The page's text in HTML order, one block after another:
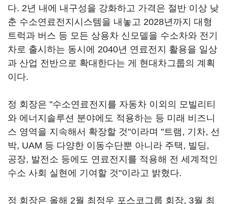
다. 2년 내에 내구성을 강화하고 가격은 절반 이상 낮
춘 수소연료전지시스템을 내놓고 2028년까지 대형
트럭과 버스 등 모든 상용차 신모델을 수소차와 전기
차로 출시하는 동시에 2040년 연료전지 활용을 일상
과 산업 전반으로 확대한다는 게 현대차그룹의 계획
이다.
정 회장은 "수소연료전지를 자동차 이외의 모빌리티
와 에너지솔루션 분야에도 적용하는 등 미래 비즈니
스 영역을 지속해서 확장할 것"이라며 "트램, 기차, 선
박, UAM 등 다양한 이동수단뿐 아니라 주택, 빌딩,
공장, 발전소 등에도 연료전지를 적용해 전 세계적인
수소 사회 실현에 기여할 것"이라고 밝혔다.
정 회장은 올해 2월 최정우 포스코그룹 회장, 3월 최